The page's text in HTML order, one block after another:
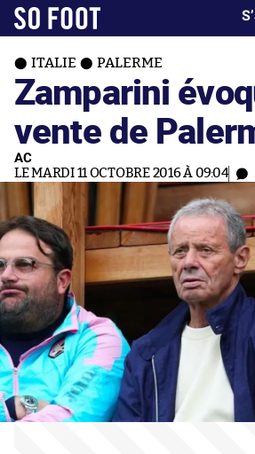
ITALIE PALERME
Zamparini
vente de
AC
LE MARDI 11 OCTOBRE 2016 À 09:04